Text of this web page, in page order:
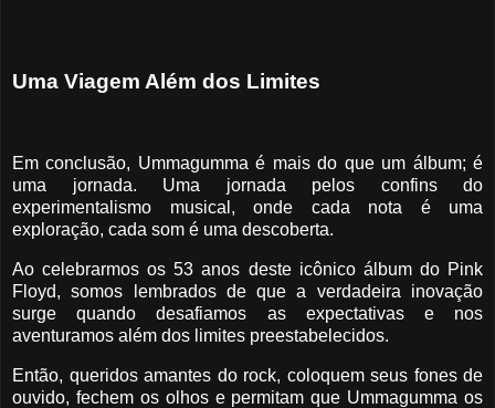
Uma Viagem Além dos Limites
Em conclusão, Ummagumma é mais do que um álbum; é
uma jornada. Uma jornada pelos confins do
experimentalismo musical, onde cada nota é uma
exploração, cada som é uma descoberta.
Ao celebrarmos os 53 anos deste icônico álbum do Pink
Floyd, somos lembrados de que a verdadeira inovação
surge quando desafiamos as expectativas e nos
aventuramos além dos limites preestabelecidos.
Então, queridos amantes do rock, coloquem seus fones de
ouvido, fechem os olhos e permitam que Ummagumma os